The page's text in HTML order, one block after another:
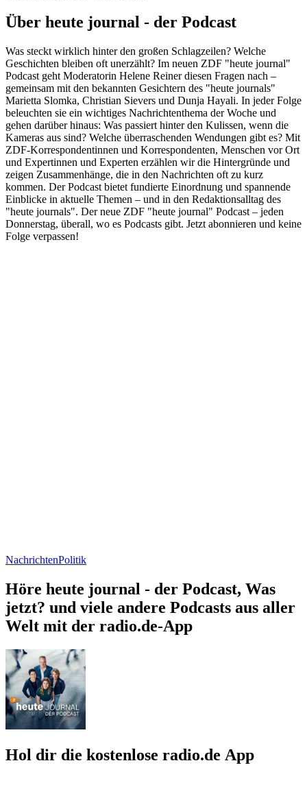
Über heute journal - der Podcast
Was steckt wirklich hinter den großen Schlagzeilen? Welche
Geschichten bleiben oft unerzählt? Im neuen ZDF "heute journal"
Podcast geht Moderatorin Helene Reiner diesen Fragen nach –
gemeinsam mit den bekannten Gesichtern des "heute journals"
Marietta Slomka, Christian Sievers und Dunja Hayali. In jeder Folge
beleuchten sie ein wichtiges Nachrichtenthema der Woche und
gehen darüber hinaus: Was passiert hinter den Kulissen, wenn die
Kameras aus sind? Welche überraschenden Wendungen gibt es? Mit
ZDF-Korrespondentinnen und Korrespondenten, Menschen vor Ort
und Expertinnen und Experten erzählen wir die Hintergründe und
zeigen Zusammenhänge, die in den Nachrichten oft zu kurz
kommen. Der Podcast bietet fundierte Einordnung und spannende
Einblicke in aktuelle Themen – und in den Redaktionsalltag des
"heute journals". Der neue ZDF "heute journal" Podcast – jeden
Donnerstag, überall, wo es Podcasts gibt. Jetzt abonnieren und keine
Folge verpassen!
NachrichtenPolitik
Höre heute journal - der Podcast, Was
jetzt? und viele andere Podcasts aus aller
Welt mit der radio.de-App
Hol dir die kostenlose radio.de App